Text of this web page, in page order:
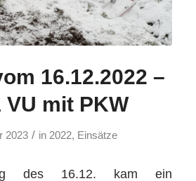
16.12.2022 –
VU mit PKW
2023 / in 2022, Einsätze
des 16.12. kam ein